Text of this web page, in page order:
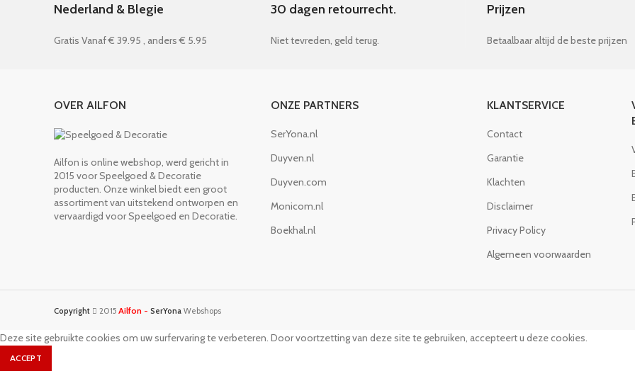
Nederland & Blegie
Gratis Vanaf € 39.95 , anders € 5.95
30 dagen retourrecht.
Niet tevreden, geld terug.
Prijzen
Betaalbaar altijd de beste prijzen
OVER AILFON
Ailfon is online webshop, werd gericht in
2015 voor Speelgoed & Decoratie
producten. Onze winkel biedt een groot
assortiment van uitstekend ontworpen en
vervaardigd voor Speelgoed en Decoratie.
ONZE PARTNERS
SerYona.nl
Duyven.nl
Duyven.com
Monicom.nl
Boekhal.nl
KLANTSERVICE
Contact
Garantie
Klachten
Disclaimer
Privacy Policy
Algemeen voorwaarden
Copyright 2015 Ailfon - SerYona Webshops
Deze site gebruikte cookies om uw surfervaring te verbeteren. Door voortzetting van deze site te gebruiken, accepteert u deze cookies.
ACCEPT